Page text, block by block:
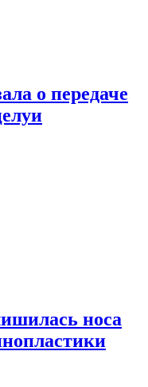
о передаче
носа